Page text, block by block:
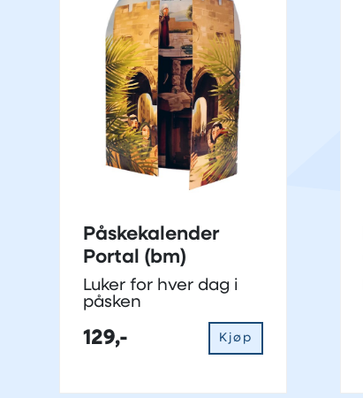
Påskekalender
Portal (bm)
Luker for hver dag i
påsken
129,- Kjøp